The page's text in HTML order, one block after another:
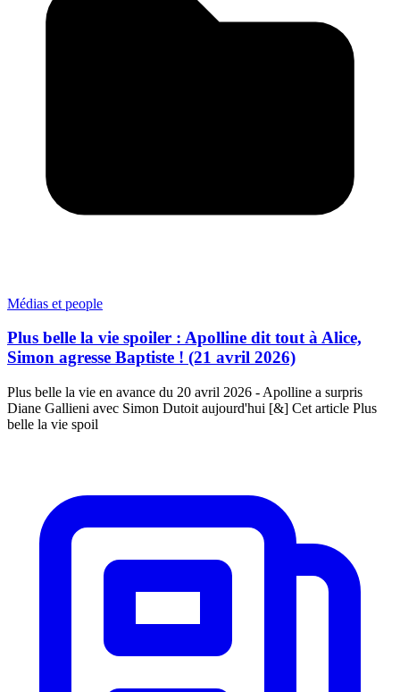
Médias et people
Plus belle la vie spoiler : Apolline dit tout à Alice,
Simon agresse Baptiste ! (21 avril 2026)
Plus belle la vie en avance du 20 avril 2026 - Apolline a surpris
Diane Gallieni avec Simon Dutoit aujourd'hui [&] Cet article Plus
belle la vie spoil